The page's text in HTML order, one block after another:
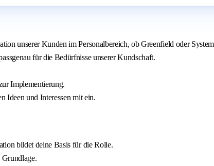
unserer Kunden im Personalbereich, ob Greenfield oder
für die Bedürfnisse unserer Kundschaft.
Implementierung.
Ideen und Interessen mit ein.
bildet deine Basis für die Rolle.